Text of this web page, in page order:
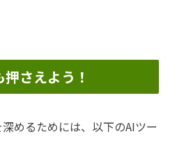
さえよう！
めるためには、以下のAIツー